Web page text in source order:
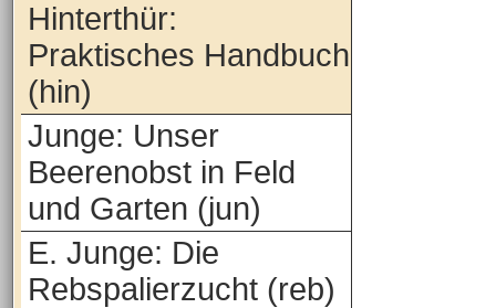
Hinterthür:
Praktisches Handbuch
(hin)
Junge: Unser
Beerenobst in Feld
und Garten (jun)
E. Junge: Die
Rebspalierzucht (reb)